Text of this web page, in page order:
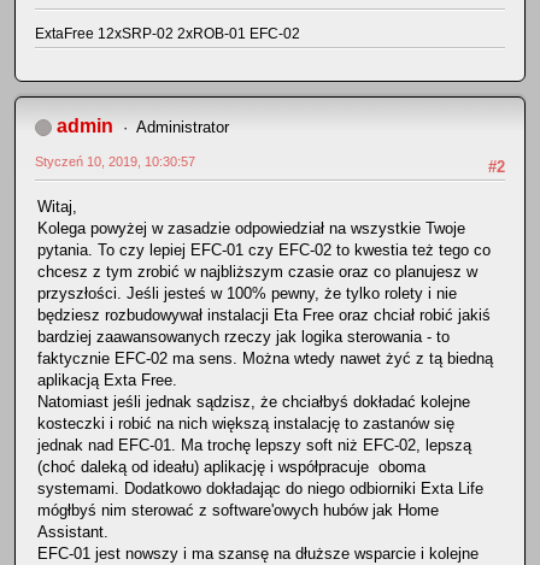
ExtaFree 12xSRP-02 2xROB-01 EFC-02
admin Administrator
#2
Styczeń 10, 2019, 10:30:57
Witaj,
Kolega powyżej w zasadzie odpowiedział na wszystkie Twoje
pytania. To czy lepiej EFC-01 czy EFC-02 to kwestia też tego co
chcesz z tym zrobić w najbliższym czasie oraz co planujesz w
przyszłości. Jeśli jesteś w 100% pewny, że tylko rolety i nie
będziesz rozbudowywał instalacji Eta Free oraz chciał robić jakiś
bardziej zaawansowanych rzeczy jak logika sterowania - to
faktycznie EFC-02 ma sens. Można wtedy nawet żyć z tą biedną
aplikacją Exta Free.
Natomiast jeśli jednak sądzisz, że chciałbyś dokładać kolejne
kosteczki i robić na nich większą instalację to zastanów się
jednak nad EFC-01. Ma trochę lepszy soft niż EFC-02, lepszą
(choć daleką od ideału) aplikację i współpracuje oboma
systemami. Dodatkowo dokładając do niego odbiorniki Exta Life
mógłbyś nim sterować z software'owych hubów jak Home
Assistant.
EFC-01 jest nowszy i ma szansę na dłuższe wsparcie i kolejne